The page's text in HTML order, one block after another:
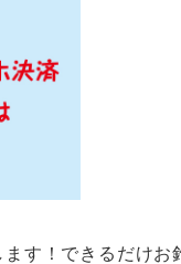
す！できるだけお